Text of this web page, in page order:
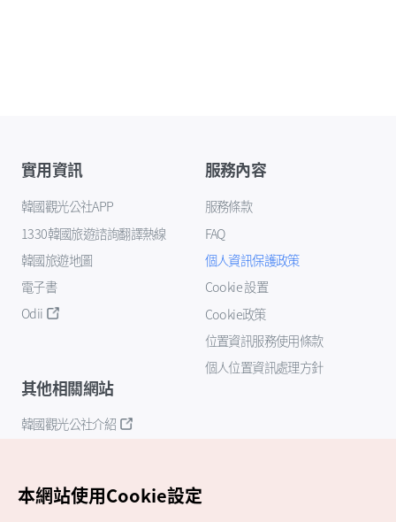
實用資訊
韓國觀光公社APP
1330韓國旅遊諮詢翻譯熱線
韓國旅遊地圖
電子書
Odii
服務內容
服務條款
FAQ
個人資訊保護政策
Cookie 設置
Cookie政策
位置資訊服務使用條款
個人位置資訊處理方針
其他相關網站
韓國觀光公社介紹
本網站使用Cookie設定